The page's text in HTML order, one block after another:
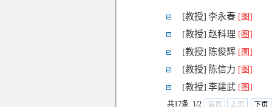
[教授] 李永春 [图]
[教授] 赵科理 [图]
[教授] 陈俊辉 [图]
[教授] 陈信力 [图]
[教授] 李建武 [图]
共17条 1/2 首页 上页 下页